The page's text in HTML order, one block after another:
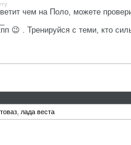
чем на Поло, можете
😉 . Тренируйся с теми, кто
лада веста